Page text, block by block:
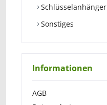
Schlüsselanhänger
Sonstiges
Informationen
AGB